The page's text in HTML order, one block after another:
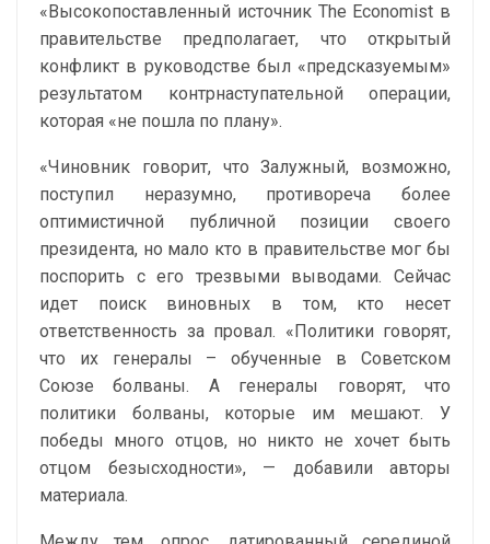
«Высокопоставленный источник The Economist в
правительстве предполагает, что открытый
конфликт в руководстве был «предсказуемым»
результатом контрнаступательной операции,
которая «не пошла по плану».
«Чиновник говорит, что Залужный, возможно,
поступил неразумно, противореча более
оптимистичной публичной позиции своего
президента, но мало кто в правительстве мог бы
поспорить с его трезвыми выводами. Сейчас
идет поиск виновных в том, кто несет
ответственность за провал. «Политики говорят,
что их генералы – обученные в Советском
Союзе болваны. А генералы говорят, что
политики болваны, которые им мешают. У
победы много отцов, но никто не хочет быть
отцом безысходности», — добавили авторы
материала.